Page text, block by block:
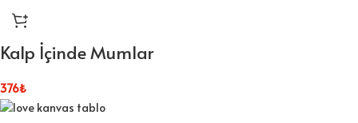
Kalp İçinde Mumlar
376₺